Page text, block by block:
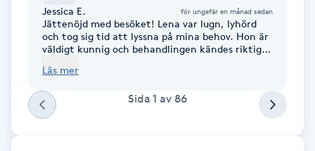
Fotvård
Fransborttagning
Fransfärgning
Jessica E. för ungefär en månad sedan
Jättenöjd med besöket! Lena var lugn, lyhörd
och tog sig tid att lyssna på mina behov. Hon är
väldigt kunnig och behandlingen kändes riktigt
Läs mer
Sida 1 av 86